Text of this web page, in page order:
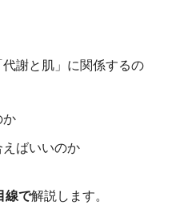
謝と肌」に関係するの
か
ばいいのか
線で解説します。